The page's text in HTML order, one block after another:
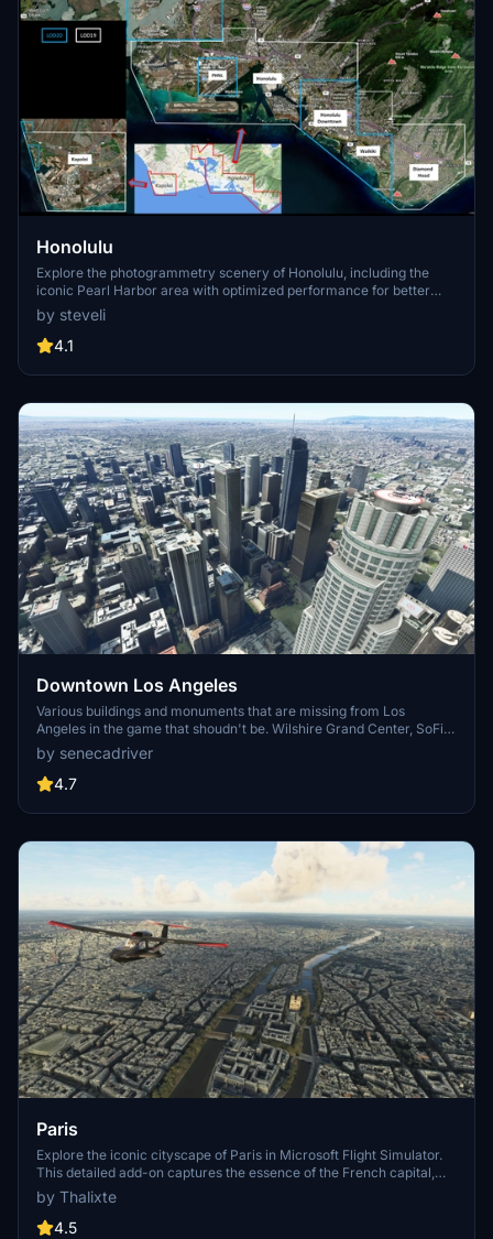
Honolulu
Explore the photogrammetry scenery of Honolulu, including the
iconic Pearl Harbor area with optimized performance for better
FPS. Discover Waikiki, Honolulu downtown, and more with this
detailed addon. Enhance your experience by adding free mods for
carriers, battleships, and military airplanes in Pearl Harbor and
enjoy this mod.
by steveli
4.1
Downtown Los Angeles
Various buildings and monuments that are missing from Los
Angeles in the game that shoudn't be. Wilshire Grand Center, SoFi
Stadium, 801 S Grand, 825 S Hill, 888 S Hope, 1000 Grand, Apex the
One, Atelier, Aven Apartments, Metropolis Towers, Level Los
Angeles
by senecadriver
4.7
Paris
Explore the iconic cityscape of Paris in Microsoft Flight Simulator.
This detailed add-on captures the essence of the French capital,
featuring famous landmarks and architectural marvels. With
accurate GPS coordinates, immerse yourself in the beauty of Paris,
known for its historical significance and vibrant culture. Download
by Thalixte
4.5